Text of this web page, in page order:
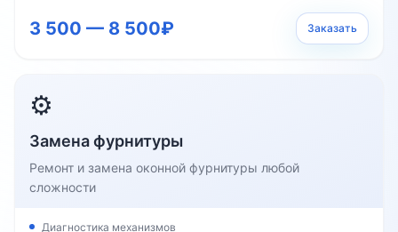
3 500 — 8 500₽ Заказать
⚙️
Замена фурнитуры
Ремонт и замена оконной фурнитуры любой
сложности
Диагностика механизмов